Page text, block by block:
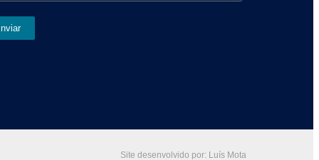
Site desenvolvido por: Luís Mota